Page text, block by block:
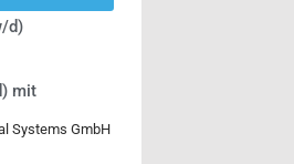
d)
mit
Systems GmbH